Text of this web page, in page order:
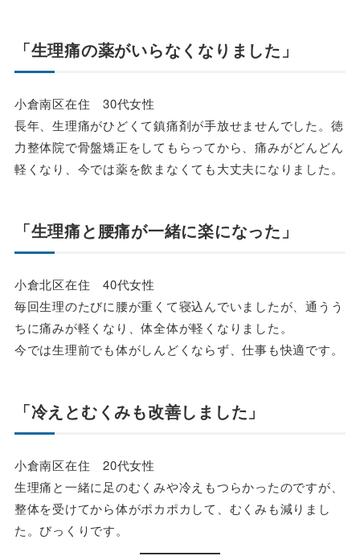
「生理痛の薬がいらなくなりました」
小倉南区在住 30代女性
長年、生理痛がひどくて鎮痛剤が手放せませんでした。徳
力整体院で骨盤矯正をしてもらってから、痛みがどんどん
軽くなり、今では薬を飲まなくても大丈夫になりました。
「生理痛と腰痛が一緒に楽になった」
小倉北区在住 40代女性
毎回生理のたびに腰が重くて寝込んでいましたが、通うう
ちに痛みが軽くなり、体全体が軽くなりました。
今では生理前でも体がしんどくならず、仕事も快適です。
「冷えとむくみも改善しました」
小倉南区在住 20代女性
生理痛と一緒に足のむくみや冷えもつらかったのですが、
整体を受けてから体がポカポカして、むくみも減りまし
た。びっくりです。